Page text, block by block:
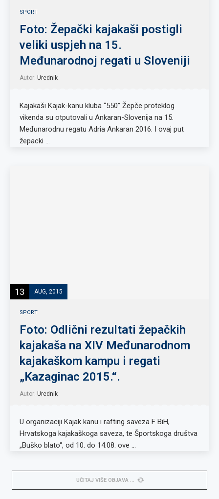
SPORT
Foto: Žepački kajakaši postigli
veliki uspjeh na 15.
Međunarodnoj regati u Sloveniji
Autor: Urednik
Kajakaši Kajak-kanu kluba “550” Žepče proteklog
vikenda su otputovali u Ankaran-Slovenija na 15.
Međunarodnu regatu Adria Ankaran 2016. I ovaj put
žepacki …
13 AUG, 2015
SPORT
Foto: Odlični rezultati žepačkih
kajakaša na XIV Međunarodnom
kajakaškom kampu i regati
„Kazaginac 2015.“.
Autor: Urednik
U organizaciji Kajak kanu i rafting saveza F BiH,
Hrvatskoga kajakaškoga saveza, te Športskoga društva
„Buško blato“, od 10. do 14.08. ove …
UČITAJ VIŠE OBJAVA